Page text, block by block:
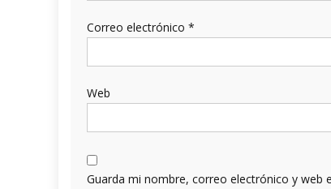
Correo electrónico *
Web
Guarda mi nombre, correo electrónico y web